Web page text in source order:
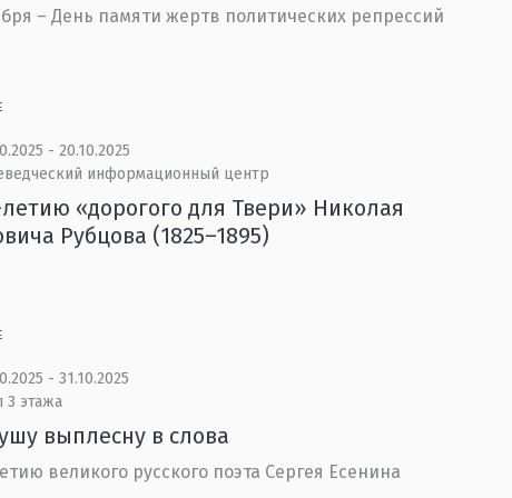
– День памяти жертв политических репрессий
- 20.10.2025
информационный центр
«дорогого для Твери» Николая
Рубцова (1825–1895)
- 31.10.2025
3 этажа
выплесну в слова
великого русского поэта Сергея Есенина